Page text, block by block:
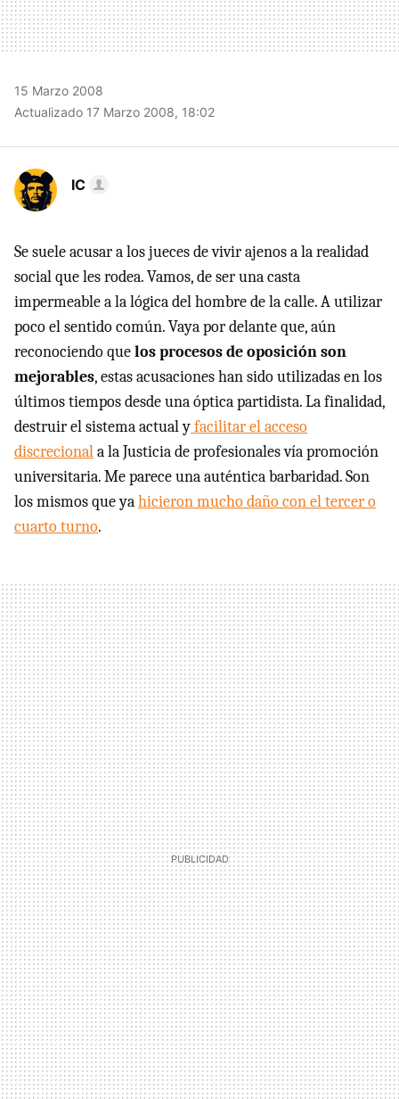
15 Marzo 2008
Actualizado 17 Marzo 2008, 18:02
IC
Se suele acusar a los jueces de vivir ajenos a la realidad
social que les rodea. Vamos, de ser una casta
impermeable a la lógica del hombre de la calle. A utilizar
poco el sentido común. Vaya por delante que, aún
reconociendo quelos procesos de oposición son
mejorables, estas acusaciones han sido utilizadas en los
últimos tiempos desde una óptica partidista. La finalidad,
destruir el sistema actual yfacilitar el acceso
discrecionala la Justicia de profesionales vía promoción
universitaria. Me parece una auténtica barbaridad. Son
los mismos que yahicieron mucho daño con el tercer o
cuarto turno.